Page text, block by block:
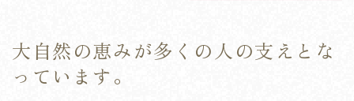
大自然の恵みが多くの人の支えとな
っています。